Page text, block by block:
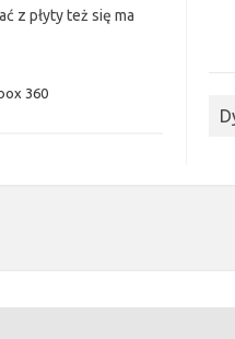
z płyty też się ma
360